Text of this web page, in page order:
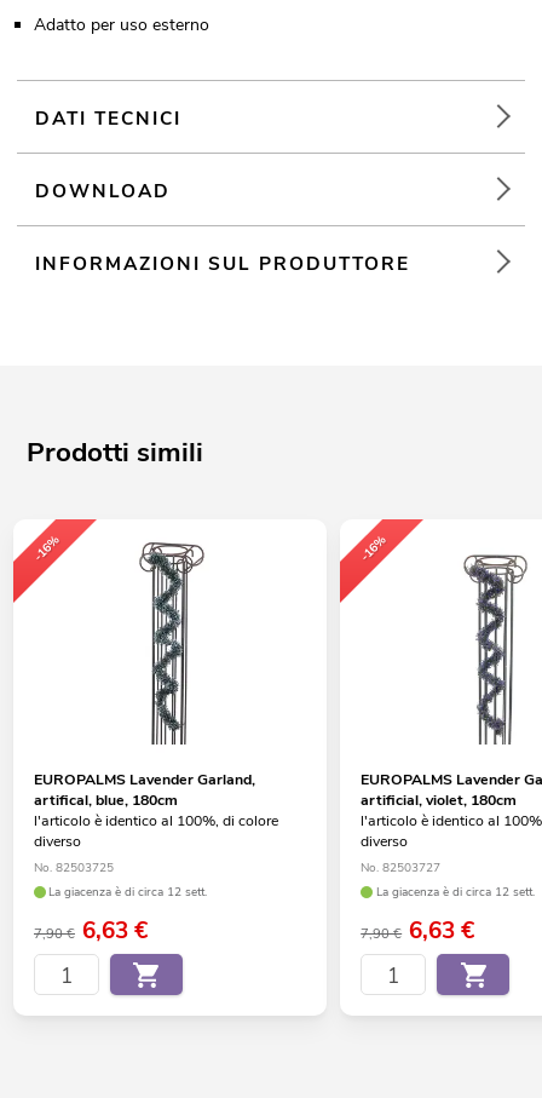
Adatto per uso esterno
DATI TECNICI
DOWNLOAD
INFORMAZIONI SUL PRODUTTORE
Prodotti simili
-16%
EUROPALMS Lavender Garland,
artifical, blue, 180cm
l'articolo è identico al 100%, di colore
diverso
No. 82503725
La giacenza è di circa 12 sett.
7,90 € 6,63€
-16%
EUROPALMS Lavender
artificial, violet, 180cm
l'articolo è identico al
diverso
No. 82503727
La giacenza è di circa 12 sett.
7,90 € 6,63€